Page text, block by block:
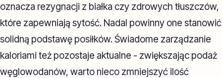
oznacza rezygnacji z białka czy zdrowych tłuszczów,
które zapewniają sytość. Nadal powinny one stanowić
solidną podstawę posiłków. Świadome zarządzanie
kaloriami też pozostaje aktualne - zwiększając podaż
węglowodanów, warto nieco zmniejszyć ilość